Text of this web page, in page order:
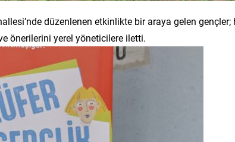
düzenlenen etkinlikte bir araya gelen
önerilerini yerel yöneticilere iletti.